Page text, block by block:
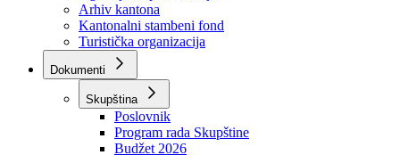
BPK šume
RTV BPK
Agencija za privatizaciju
Arhiv kantona
Kantonalni stambeni fond
Turistička organizacija
Dokumenti
Skupština